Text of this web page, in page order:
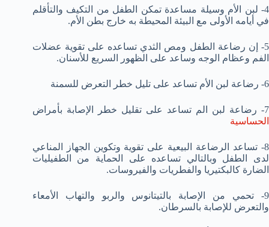
4- لبن الأم وسيلة مساعدة تمكن الطفل من التكيف والتأقلم
في أيامه الأولى مع البيئة المحيطة به خارج بطن الأم.
5- إن رضاعة الطفل ومص الثدي تساعده على تقوية عضلات
الفم وعظام الوجه وساعد على الظهور السريع للأسنان.
6- رضاعة لبن الأم تساعد على تليل خطر التعرض للسمنة
7- رضاعة لبن الم تساعد على تقليل خطر الإصابة بأمراض
الحساسية
8- تساعد الرضاعة البيعية على تقوية وتكوين الجهاز المناعي
لدى الطفل وبالتالي تساعده على الحماية من الطفيليات
الضارة كالبكتيريا والفطريات والفيروسات.
9- تحمي من الإصابة بالتيتانوس والربو والتهاب الأمعاء
والتعرض للإصابة بالسرطان.